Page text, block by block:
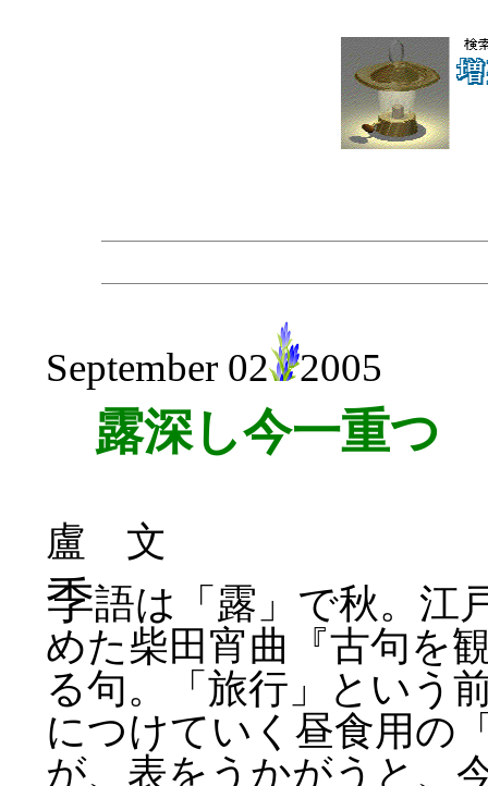
September 02 2005
露深し今一重つ
盧 文
季語は「露」で秋。江
めた柴田宵曲『古句を
る句。「旅行」という
につけていく昼食用の
が、表をうかがうと、